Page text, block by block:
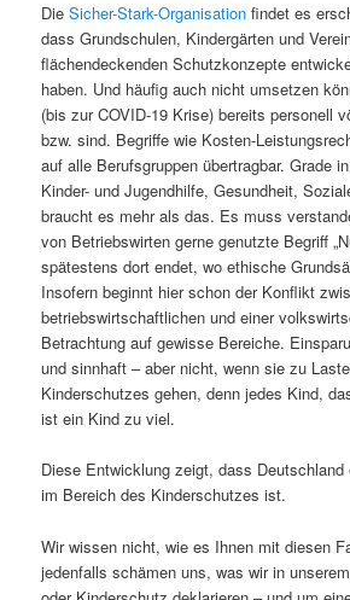
DieSicher-Stark-Organisationfindet es
dass Grundschulen, Kindergärten und
flächendeckenden Schutzkonzepte
haben. Und häufig auch nicht umsetzen
(bis zur COVID-19 Krise) bereits personell
bzw. sind. Begriffe wie Kosten-
auf alle Berufsgruppen übertragbar. Grade
Kinder- und Jugendhilfe, Gesundheit,
braucht es mehr als das. Es muss
von Betriebswirten gerne genutzte Begriff
spätestens dort endet, wo ethische
Insofern beginnt hier schon der Konflikt
betriebswirtschaftlichen und einer
Betrachtung auf gewisse Bereiche.
und sinnhaft – aber nicht, wenn sie zu
Kinderschutzes gehen, denn jedes Kind,
ist ein Kind zu viel.
Diese Entwicklung zeigt, dass
im Bereich des Kinderschutzes ist.
Wir wissen nicht, wie es Ihnen mit diesen
jedenfalls schämen uns, was wir in